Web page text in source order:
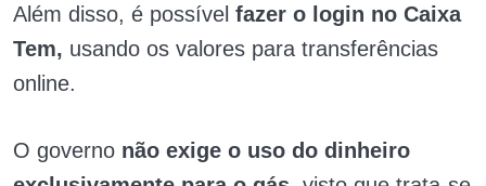
Além disso, é possível fazer o login no Caixa
Tem, usando os valores para transferências
online.
O governo não exige o uso do dinheiro